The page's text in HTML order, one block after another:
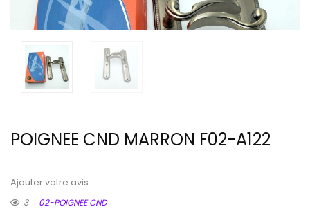
POIGNEE CND MARRON F02-A122
Ajouter votre avis
3
02-POIGNEE CND